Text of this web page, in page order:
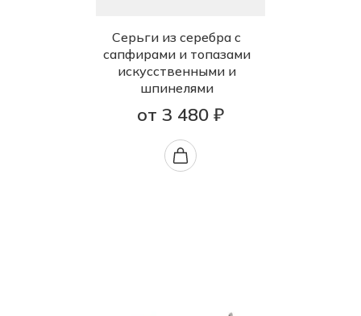
Серьги из серебра с
сапфирами и топазами
искусственными и
шпинелями
от 3 480 ₽